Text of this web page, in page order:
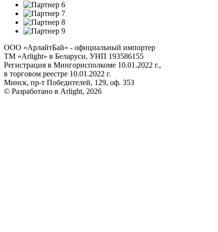
ООО «АрлайтБай» - официальный импортер
ТМ «Arlight» в Беларуси, УНП 193586155
Регистрация в Мингорисполкоме 10.01.2022 г.,
в торговом реестре 10.01.2022 г.
Минск, пр-т Победителей, 129, оф. 353
© Разработано в Arlight, 2026